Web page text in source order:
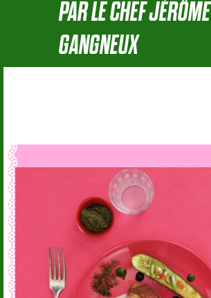
PAR LE CHEF JÉRÔME
GANGNEUX